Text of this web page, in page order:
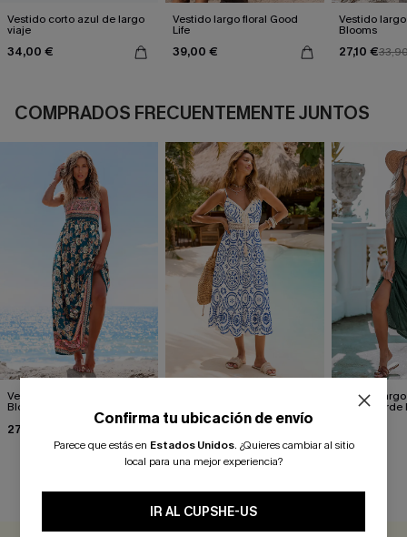
Vestido corto azul de largo
viaje
34,00 €
Vestido largo floral Good
Life
39,00 €
Vestido
Blooms
27,10 €
COMPRADOS FRECUENTEMENTE JUNTOS
Vestido largo floral Spring
Blooms
27,10 €
Vestido
lateral
RESEÑAS DE CLIENTES
Confirma tu ubicación de envío
Parece que estás en Estados Unidos. ¿Quieres cambiar al sitio
local para una mejor experiencia?
IR AL CUPSHE-US